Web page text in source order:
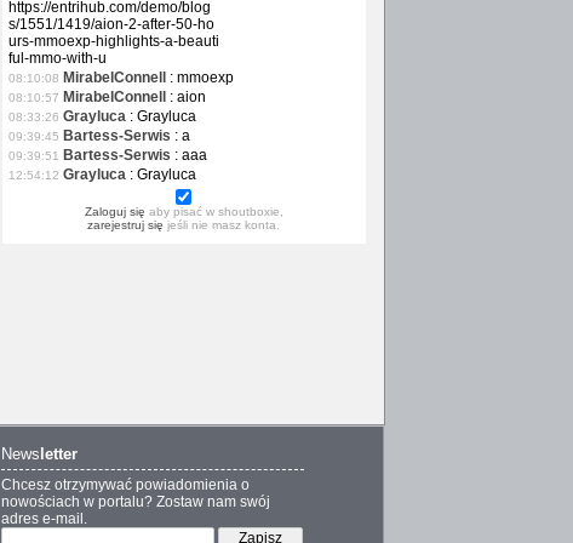
https://entrihub.com/demo/blog
s/1551/1419/aion-2-after-50-ho
urs-mmoexp-highlights-a-beauti
ful-mmo-with-u
08:10:08 MirabelConnell : mmoexp
08:10:57 MirabelConnell : aion
08:33:26 Grayluca : Grayluca
09:39:45 Bartess-Serwis : a
09:39:51 Bartess-Serwis : aaa
12:54:12 Grayluca : Grayluca
Zaloguj się aby pisać w shoutboxie,
zarejestruj się jeśli nie masz konta.
News letter
Chcesz otrzymywać powiadomienia o
nowościach w portalu? Zostaw nam swój
adres e-mail.